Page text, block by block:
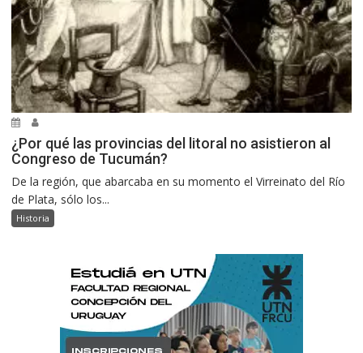
¿Por qué las provincias del litoral no asistieron al
Congreso de Tucumán?
De la región, que abarcaba en su momento el Virreinato del Río
de Plata, sólo los...
Historia